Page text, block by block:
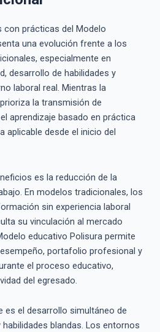
con prácticas del Modelo
una evolución frente a los
especialmente en
desarrollo de habilidades y
laboral real. Mientras la
la transmisión de
aprendizaje basado en práctica
aplicable desde el inicio del
es la reducción de la
En modelos tradicionales, los
sin experiencia laboral
su vinculación al mercado
educativo Polisura permite
portafolio profesional y
el proceso educativo,
del egresado.
es el desarrollo simultáneo de
blandas. Los entornos